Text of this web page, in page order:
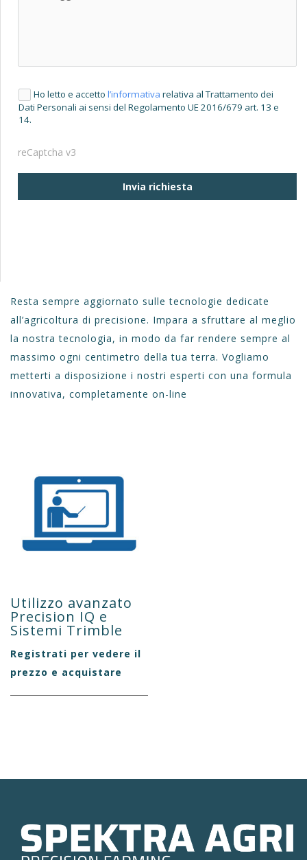
Ho letto e accettol’informativa relativa al Trattamento dei
Dati Personali ai sensi del Regolamento UE 2016/679 art. 13 e
14.
reCaptcha v3
Invia richiesta
Resta sempre aggiornato sulle tecnologie dedicate
all’agricoltura di precisione. Impara a sfruttare al meglio
la nostra tecnologia, in modo da far rendere sempre al
massimo ogni centimetro della tua terra. Vogliamo
metterti a disposizione i nostri esperti con una formula
innovativa, completamente on-line
Utilizzo avanzato
Precision IQ e
Sistemi Trimble
Registrati per vedere il
prezzo e acquistare